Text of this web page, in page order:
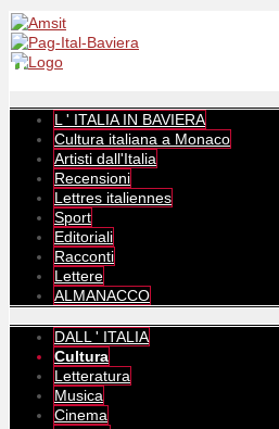
L ' ITALIA IN BAVIERA
Cultura italiana a Monaco
Artisti dall'Italia
Recensioni
Lettres italiennes
Sport
Editoriali
Racconti
Lettere
ALMANACCO
DALL ' ITALIA
Cultura
Letteratura
Musica
Cinema